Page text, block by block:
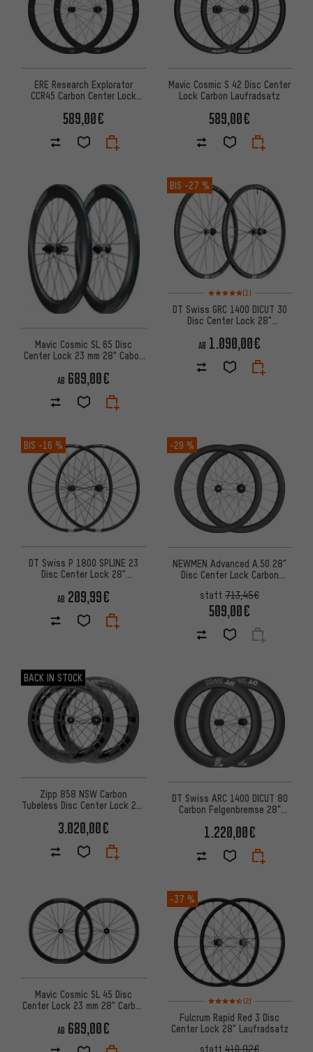
ERE Research Explorator
CCR45 Carbon Center Lock
589,00€
Mavic Cosmic S 42 Disc Center
Lock Carbon Laufradsatz
589,00€
Mavic Cosmic SL 65 Disc
Center Lock 23 mm 28" Cabon
AB 689,00€
BIS -27 %
Bewertungen: 5 von 5
(1)
DT Swiss GRC 1400 DICUT 30
Disc Center Lock 28"
AB 1.090,00€
BIS -16 %
DT Swiss P 1800 SPLINE 23
Disc Center Lock 28"
AB 209,99€
-29 %
NEWMEN Advanced A.50 28"
Disc Center Lock Carbon
statt 713,45€
509,00€
BACK IN STOCK
Zipp 858 NSW Carbon
Tubeless Disc Center Lock 28"
3.020,00€
DT Swiss ARC 1400 DICUT 80
Carbon Felgenbremse 28"
1.220,00€
Mavic Cosmic SL 45 Disc
Center Lock 23 mm 28" Carbon
AB 689,00€
-37 %
Bewertungen: 4,5 von 5
(2)
Fulcrum Rapid Red 3 Disc
Center Lock 28" Laufradsatz
statt 410,92€